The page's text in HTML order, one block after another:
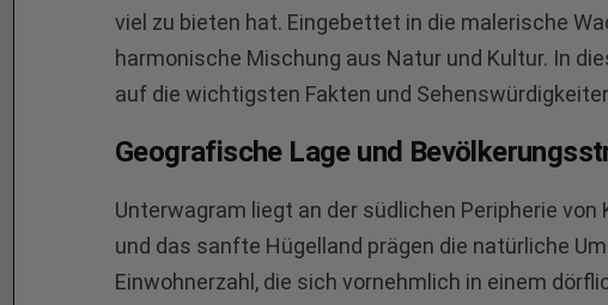
viel zu bieten hat. Eingebettet in die malerische
harmonische Mischung aus Natur und Kultur. In
auf die wichtigsten Fakten und
Geografische Lage und
Unterwagram liegt an der südlichen Peripherie von
und das sanfte Hügelland prägen die natürliche
Einwohnerzahl, die sich vornehmlich in einem